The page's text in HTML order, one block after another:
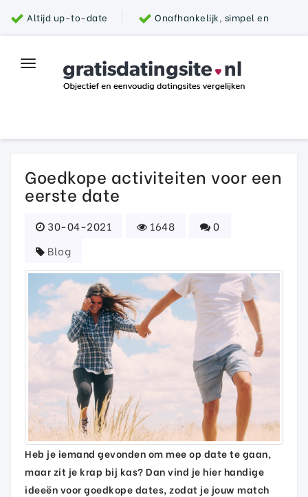
Altijd up-to-date Onafhankelijk, simpel en
Top datingsite
Parship
Toggle
navigation
Goedkope activiteiten voor een
eerste date
30-04-2021 1648
0
Blog
Heb je iemand gevonden om mee op date te gaan,
maar zit je krap bij kas? Dan vind je hier handige
ideeën voor goedkope dates, zodat je jouw match